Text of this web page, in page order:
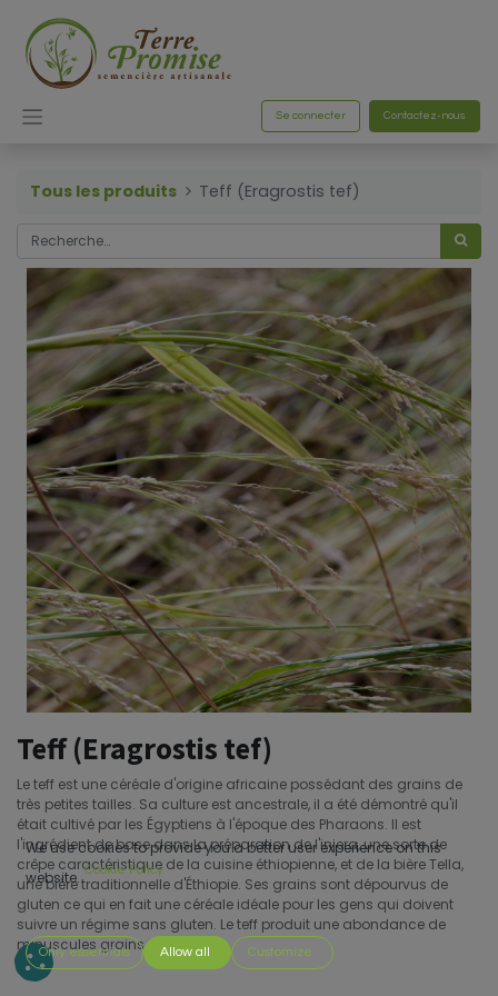
Se connecter Contactez-nous
Tous les produits Teff (Eragrostis tef)
Teff (Eragrostis tef)
Le teff est une céréale d'origine africaine possédant des grains de
très petites tailles. Sa culture est ancestrale, il a été démontré qu'il
était cultivé par les Égyptiens à l'époque des Pharaons. Il est
l'ingrédient de base dans la préparation de l'injera, une sorte de
crêpe caractéristique de la cuisine éthiopienne, et de la bière Tella,
une bière traditionnelle d'Éthiopie. Ses grains sont dépourvus de
gluten ce qui en fait une céréale idéale pour les gens qui doivent
suivre un régime sans gluten. Le teff produit une abondance de
minuscules grains.
We use cookies to provide you a better user experience on this
website. Cookie Policy
Only essentials Allow all Customize